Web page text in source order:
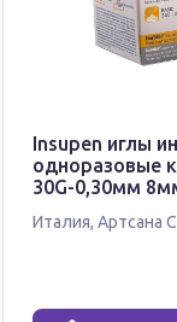
Insupen иглы
одноразовые
30G-0,30мм
Италия, Артсана